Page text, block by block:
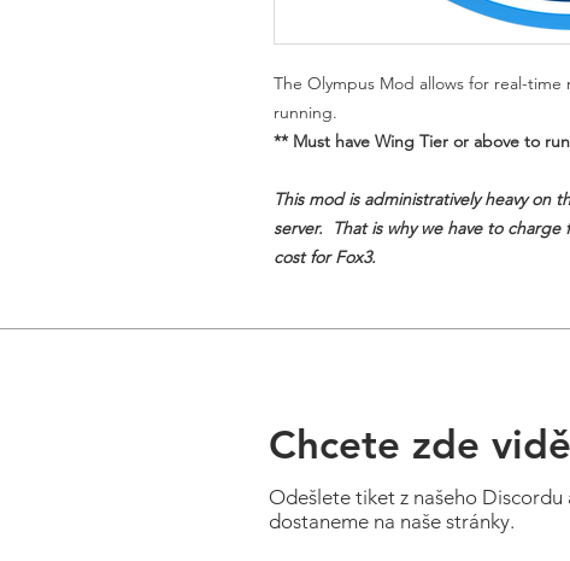
The Olympus Mod allows for real-time
running.
** Must have Wing Tier or above to
This mod is administratively heavy on
server. That is why we have to
cost for Fox3.
Chcete zde
Odešlete tiket z našeho
dostaneme na naše stránky.